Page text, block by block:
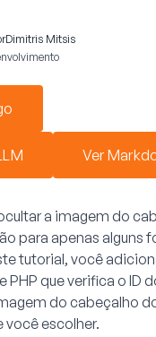
Dimitris Mitsis
Ver
a imagem do
para apenas alguns
tutorial, você
PHP que verifica o ID
do cabeçalho
você escolher.